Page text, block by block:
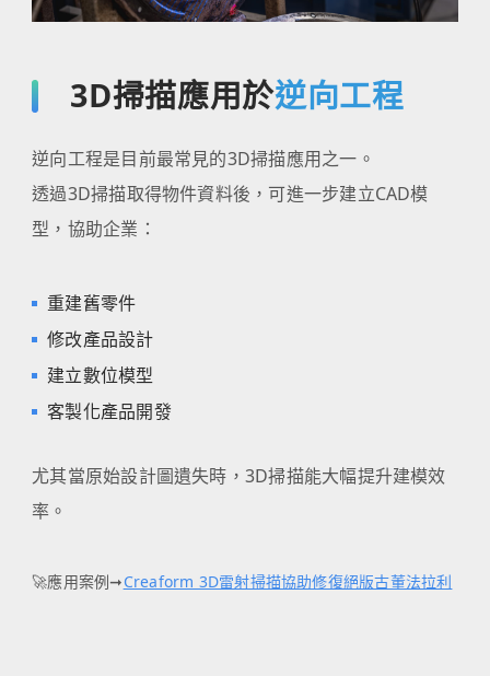
3D掃描應用於逆向工程
逆向工程是目前最常見的3D掃描應用之一。
透過3D掃描取得物件資料後，可進一步建立CAD模
型，協助企業：
重建舊零件
修改產品設計
建立數位模型
客製化產品開發
尤其當原始設計圖遺失時，3D掃描能大幅提升建模效
率。
🚀應用案例➞Creaform 3D雷射掃描協助修復絕版古董法拉利